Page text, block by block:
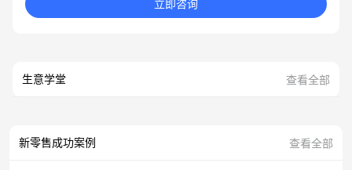
立即咨询
生意学堂 查看全部
新零售成功案例 查看全部